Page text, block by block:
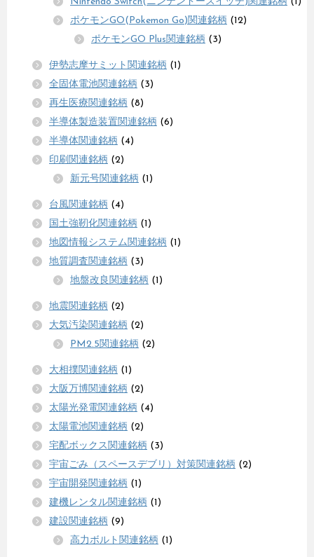
ポケモンGO(Pokemon Go)関連銘柄 (12)
ポケモンGO Plus関連銘柄 (3)
伊勢志摩サミット関連銘柄 (1)
全固体電池関連銘柄 (3)
再生医療関連銘柄 (8)
半導体製造装置関連銘柄 (6)
半導体関連銘柄 (4)
印刷関連銘柄 (2)
新元号関連銘柄 (1)
台風関連銘柄 (4)
国土強靭化関連銘柄 (1)
地図情報システム関連銘柄 (1)
地質調査関連銘柄 (3)
地盤改良関連銘柄 (1)
地震関連銘柄 (2)
大気汚染関連銘柄 (2)
PM2.5関連銘柄 (2)
大相撲関連銘柄 (1)
大阪万博関連銘柄 (2)
太陽光発電関連銘柄 (4)
太陽電池関連銘柄 (2)
宅配ボックス関連銘柄 (3)
宇宙ごみ（スペースデブリ）対策関連銘柄 (2)
宇宙開発関連銘柄 (1)
建機レンタル関連銘柄 (1)
建設関連銘柄 (9)
高力ボルト関連銘柄 (1)